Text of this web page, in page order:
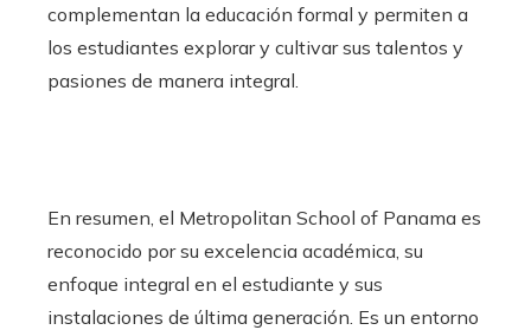
complementan la educación formal y permiten a
los estudiantes explorar y cultivar sus talentos y
pasiones de manera integral.
En resumen, el Metropolitan School of Panama es
reconocido por su excelencia académica, su
enfoque integral en el estudiante y sus
instalaciones de última generación. Es un entorno